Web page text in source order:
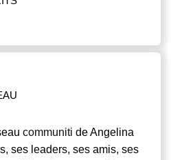
communiti de Angelina
ses leaders, ses amis, ses